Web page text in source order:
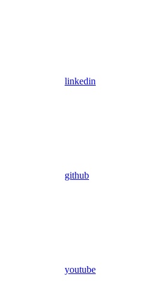
linkedin
github
youtube